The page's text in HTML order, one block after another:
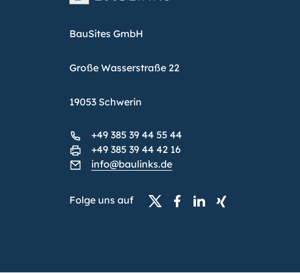
BauSites GmbH
Große Wasserstraße 22
19053 Schwerin
+49 385 39 44 55 44
+49 385 39 44 42 16
info@baulinks.de
Folge uns auf